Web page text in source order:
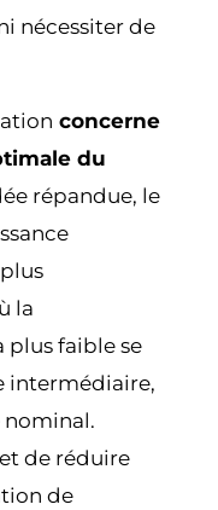
nécessiter de
concerne
du
répandue, le
la
plus faible se
intermédiaire,
de réduire
de